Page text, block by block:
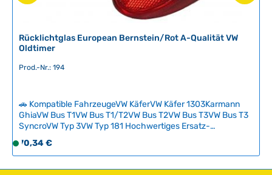
f
e
z
t
:
-
Rücklichtglas European Bernstein/Rot A-Qualität VW
Oldtimer
Prod.-Nr.: 194
🚗 Kompatible FahrzeugeVW KäferVW Käfer 1303Karmann
GhiaVW Bus T1VW Bus T1/T2VW Bus T2VW Bus T3VW Bus T3
SyncroVW Typ 3VW Typ 181 Hochwertiges Ersatz-
Bernstein (Orange) und Rot-Segmenten. Das A-Qualitäts-
Glas ist ideal für die Restauration von VW-Oldtimern und
ersetzt beschädigte oder verfärbte Original-Gläser
Regulärer Preis:
S
o
f
70,34 €